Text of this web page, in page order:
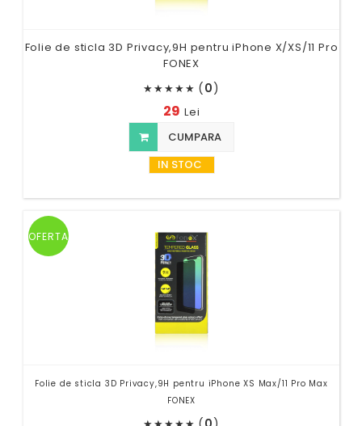
Folie de sticla 3D Privacy,9H pentru iPhone X/XS/11 Pro
FONEX
★★★★★ (0)
29 Lei
CUMPARA
IN STOC
OFERTA
Folie de sticla 3D Privacy,9H pentru iPhone XS Max/11 Pro Max
FONEX